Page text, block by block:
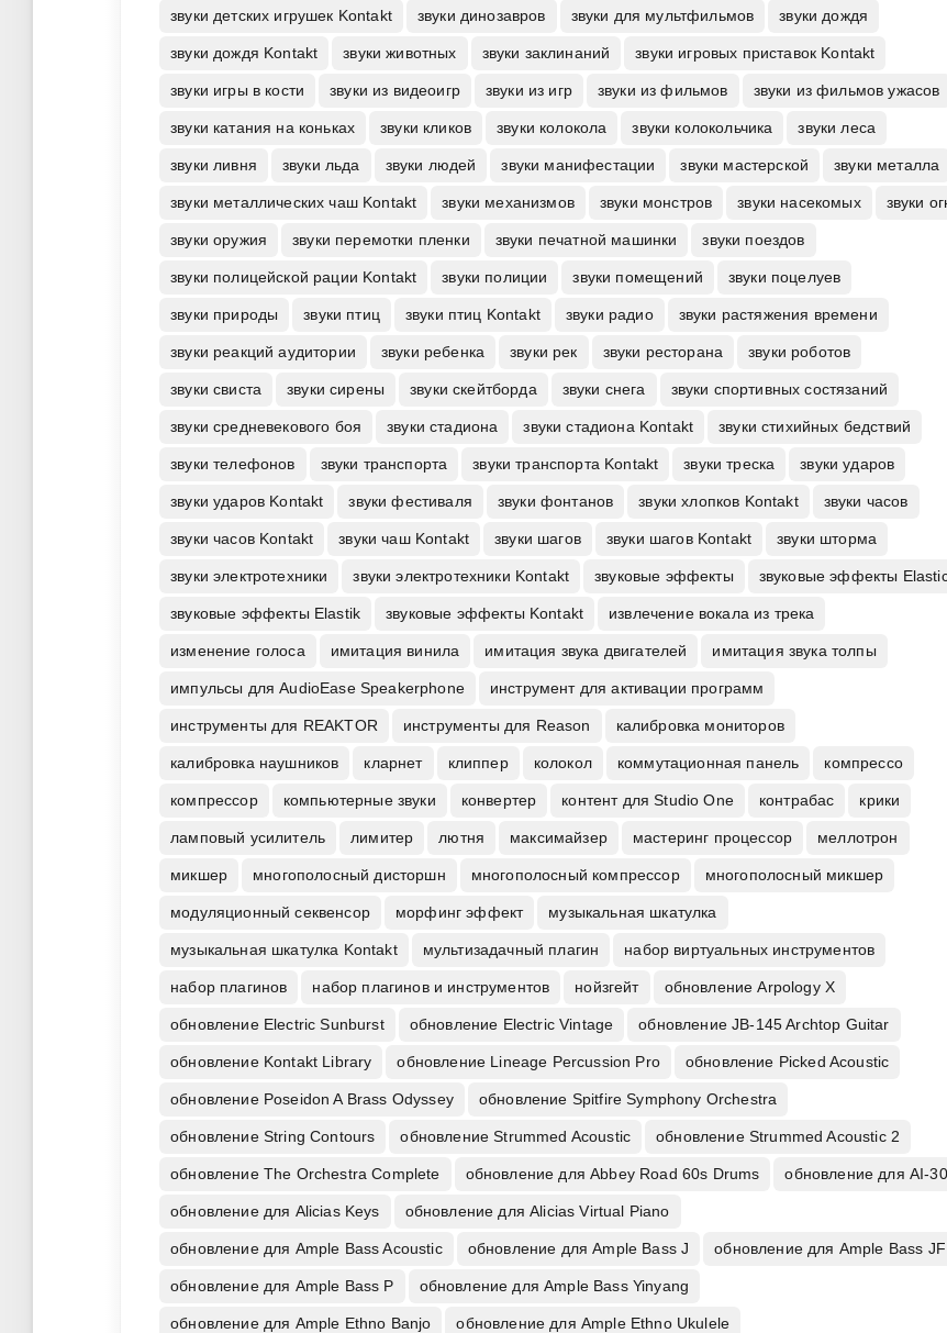
звуки детских игрушек Kontakt звуки динозавров звуки для мультфильмов звуки дождя
звуки дождя Kontakt звуки животных звуки заклинаний звуки игровых приставок Kontakt
звуки игры в кости звуки из видеоигр звуки из игр звуки из фильмов звуки из фильмов ужасов
звуки катания на коньках звуки кликов звуки колокола звуки колокольчика звуки леса
звуки ливня звуки льда звуки людей звуки манифестации звуки мастерской звуки металла
звуки металлических чаш Kontakt звуки механизмов звуки монстров звуки насекомых звуки
звуки оружия звуки перемотки пленки звуки печатной машинки звуки поездов
звуки полицейской рации Kontakt звуки полиции звуки помещений звуки поцелуев
звуки природы звуки птиц звуки птиц Kontakt звуки радио звуки растяжения времени
звуки реакций аудитории звуки ребенка звуки рек звуки ресторана звуки роботов
звуки свиста звуки сирены звуки скейтборда звуки снега звуки спортивных состязаний
звуки средневекового боя звуки стадиона звуки стадиона Kontakt звуки стихийных бедствий
звуки телефонов звуки транспорта звуки транспорта Kontakt звуки треска звуки ударов
звуки ударов Kontakt звуки фестиваля звуки фонтанов звуки хлопков Kontakt звуки часов
звуки часов Kontakt звуки чаш Kontakt звуки шагов звуки шагов Kontakt звуки шторма
звуки электротехники звуки электротехники Kontakt звуковые эффекты звуковые эффекты
звуковые эффекты Elastik звуковые эффекты Kontakt извлечение вокала из трека
изменение голоса имитация винила имитация звука двигателей имитация звука толпы
импульсы для AudioEase Speakerphone инструмент для активации программ
инструменты для REAKTOR инструменты для Reason калибровка мониторов
калибровка наушников кларнет клиппер колокол коммутационная панель компрессо
компрессор компьютерные звуки конвертер контент для Studio One контрабас крики
ламповый усилитель лимитер лютня максимайзер мастеринг процессор меллотрон
микшер многополосный дисторшн многополосный компрессор многополосный микшер
модуляционный секвенсор морфинг эффект музыкальная шкатулка
музыкальная шкатулка Kontakt мультизадачный плагин набор виртуальных инструментов
набор плагинов набор плагинов и инструментов нойзгейт обновление Arpology X
обновление Electric Sunburst обновление Electric Vintage обновление JB-145 Archtop Guitar
обновление Kontakt Library обновление Lineage Percussion Pro обновление Picked Acoustic
обновление Poseidon A Brass Odyssey обновление Spitfire Symphony Orchestra
обновление String Contours обновление Strummed Acoustic обновление Strummed Acoustic 2
обновление The Orchestra Complete обновление для Abbey Road 60s Drums обновление для AI-30
обновление для Alicias Keys обновление для Alicias Virtual Piano
обновление для Ample Bass Acoustic обновление для Ample Bass J обновление для Ample Bass JF
обновление для Ample Bass P обновление для Ample Bass Yinyang
обновление для Ample Ethno Banjo обновление для Ample Ethno Ukulele